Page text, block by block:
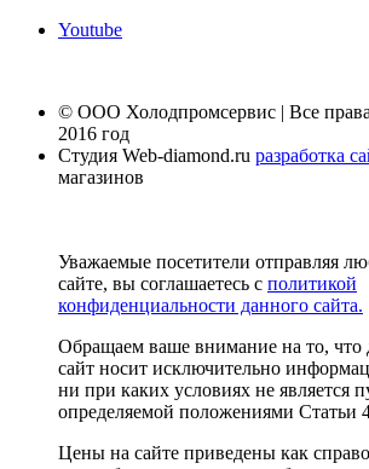
Youtube
© ООО Холодпромсервис | Все
2016 год
Студия Web-diamond.ru разработка
магазинов
Уважаемые посетители отправляя
сайте, вы соглашаетесь с политикой
конфиденциальности данного сайта.
Обращаем ваше внимание на то,
сайт носит исключительно
ни при каких условиях не является
определяемой положениями Статьи
Цены на сайте приведены как